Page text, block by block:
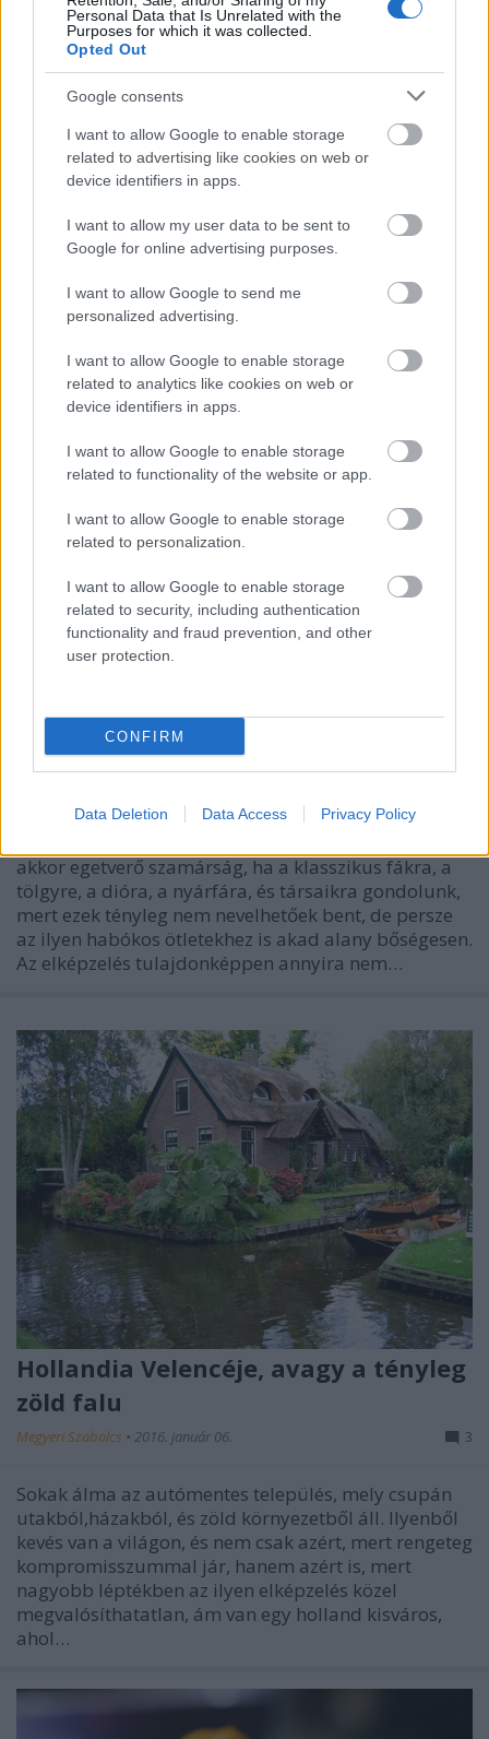
Personal Data that Is Unrelated with the
Purposes for which it was collected.
Opted Out
Google consents
I want to allow Google to enable storage
related to advertising like cookies on web or
device identifiers in apps.
I want to allow my user data to be sent to
Google for online advertising purposes.
I want to allow Google to send me
personalized advertising.
I want to allow Google to enable storage
related to analytics like cookies on web or
device identifiers in apps.
I want to allow Google to enable storage
related to functionality of the website or app.
I want to allow Google to enable storage
related to personalization.
I want to allow Google to enable storage
related to security, including authentication
functionality and fraud prevention, and other
user protection.
CONFIRM
Data Deletion Data Access Privacy Policy
Tavaszköszöntő szerszámkisokos
Megyeri Szabolcs•2016. február 06.
Az időjósok remek időt ígérnek a mostani hétvégére,
lássuk, hét ágra süt a Nap! Ha pedig így van, akkor
irány a kert, és bár ültetni még korai, van olyan
listába vétele, tisztítása, javítása, vagy…
Hogyan neveljünk fát a lakásban?
akkor egetverő szamárság, ha a klasszikus fákra, a
tölgyre, a dióra, a nyárfára, és társaikra gondolunk,
mert ezek tényleg nem nevelhetőek bent, de persze
az ilyen habókos ötletekhez is akad alany bőségesen.
Az elképzelés tulajdonképpen annyira nem…
Hollandia Velencéje, avagy a tényleg
zöld falu
Megyeri Szabolcs • 2016. január 06. 3
Sokak álma az autómentes település, mely csupán
utakból,házakból, és zöld környezetből áll. Ilyenből
kevés van a világon, és nem csak azért, mert rengeteg
kompromisszummal jár, hanem azért is, mert
nagyobb léptékben az ilyen elképzelés közel
megvalósíthatatlan, ám van egy holland kisváros,
ahol…